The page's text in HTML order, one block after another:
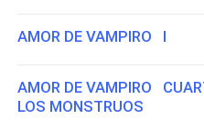
AMOR DE VAMPIRO I
AMOR DE VAMPIRO
LOS MONSTRUOS